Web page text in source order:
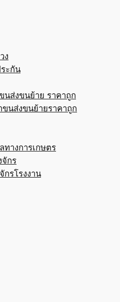
ง
ะกัน
นส่งขนย้าย ราคาถูก
นส่งขนย้ายราคาถูก
างการเกษตร
จักร
กรโรงงาน